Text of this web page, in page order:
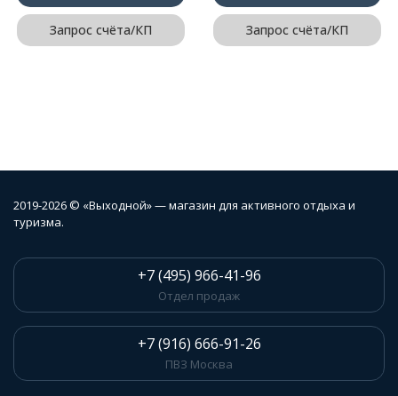
Запрос счёта/КП Запрос счёта/КП
2019-2026 © «Выходной» — магазин для активного отдыха и
туризма.
+7 (495) 966-41-96
Отдел продаж
+7 (916) 666-91-26
ПВЗ Москва